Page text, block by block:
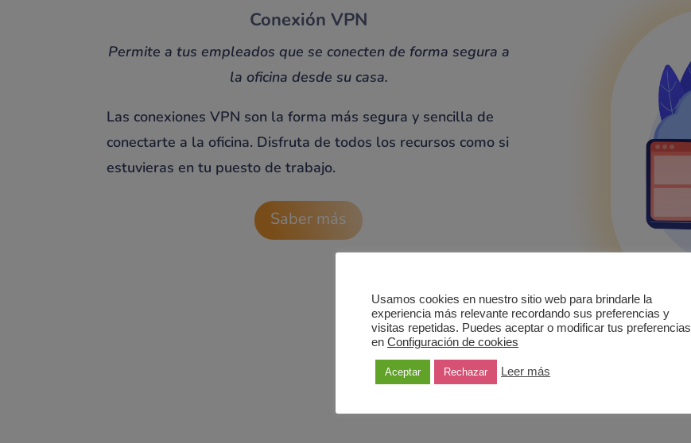
Conexión VPN
Permite a tus empleados que se conecten de forma segura a
la oficina desde su casa.
Las conexiones VPN son la forma más segura y sencilla de
conectarte a la oficina. Disfruta de todos los recursos como si
estuvieras en tu puesto de trabajo.
Saber más
Soluciones que proponemos para ti
Usamos cookies en nuestro sitio web para brindarle la
experiencia más relevante recordando sus preferencias y
visitas repetidas. Puedes aceptar o modificar tus preferencias
en Configuración de cookies
Aceptar Rechazar Leer más